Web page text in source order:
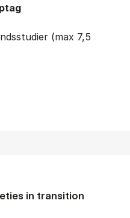
(max 7,5
in transition